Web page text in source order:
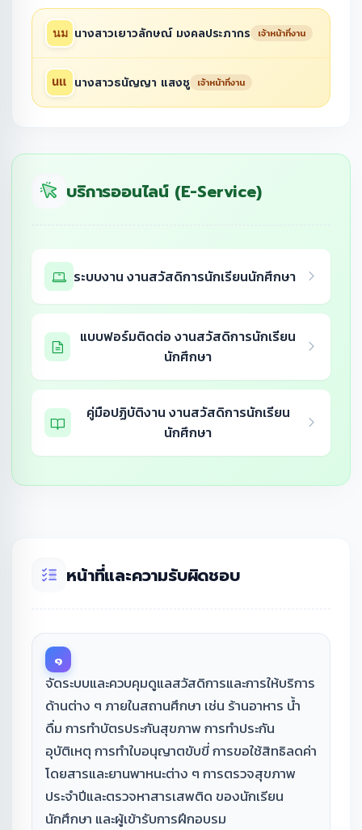
นางสาวเยาวลักษณ์ มงคลประภากร เจ้าหน้าที่งาน
นางสาวธนัญญา แสงชู เจ้าหน้าที่งาน
บริการออนไลน์ (E-Service)
ระบบงาน งานสวัสดิการนักเรียนนักศึกษา
แบบฟอร์มติดต่อ งานสวัสดิการนักเรียน
นักศึกษา
คู่มือปฏิบัติงาน งานสวัสดิการนักเรียน
นักศึกษา
หน้าที่และความรับผิดชอบ
๑
จัดระบบและควบคุมดูแลสวัสดิการและการให้บริการ
ด้านต่าง ๆ ภายในสถานศึกษา เช่น ร้านอาหาร น้ำ
ดื่ม การทำบัตรประกันสุขภาพ การทำประกัน
อุบัติเหตุ การทำใบอนุญาตขับขี่ การขอใช้สิทธิลดค่า
โดยสารและยานพาหนะต่าง ๆ การตรวจสุขภาพ
ประจำปีและตรวจหาสารเสพติด ของนักเรียน
นักศึกษา และผู้เข้ารับการฝึกอบรม